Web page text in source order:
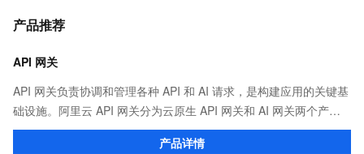
产品推荐
API 网关
API 网关负责协调和管理各种 API 和 AI 请求，是构建应用的关键基
础设施。阿里云 API 网关分为云原生 API 网关和 AI 网关两个产
品。
产品详情